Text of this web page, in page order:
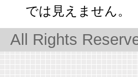
では見えません。
All Rights